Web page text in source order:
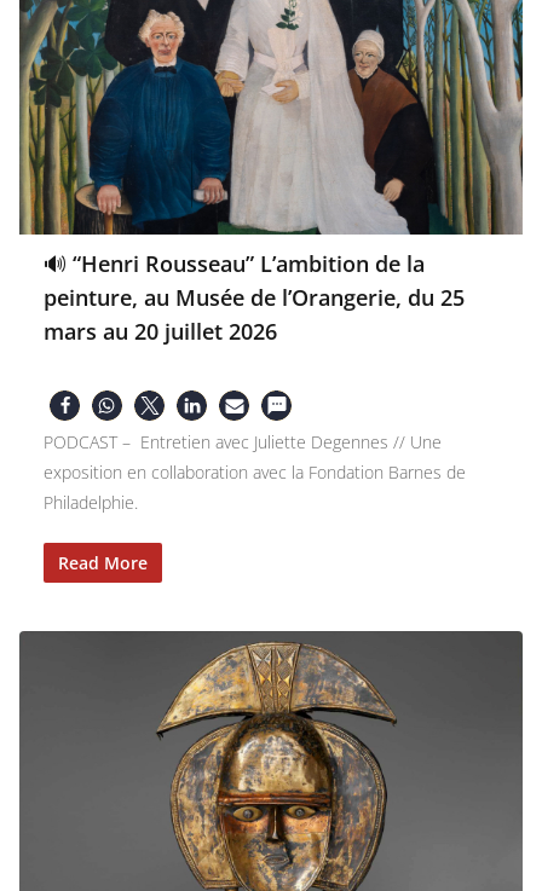
🔊 “Henri Rousseau” L’ambition de la
peinture, au Musée de l’Orangerie, du 25
mars au 20 juillet 2026
PODCAST – Entretien avec Juliette Degennes // Une
exposition en collaboration avec la Fondation Barnes de
Philadelphie.
Read More